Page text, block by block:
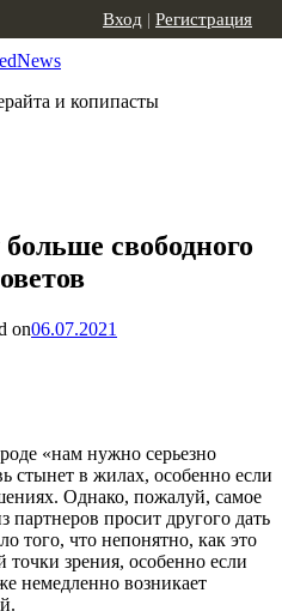
и копипасты
Вход | Регистрация
свободного
on06.07.2021
«нам нужно серьезно
стынет в жилах, особенно если
Однако, пожалуй, самое
просит другого дать
того, что непонятно, как это
точки зрения, особенно если
немедленно возникает